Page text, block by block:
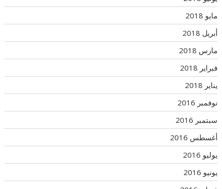
مايو 2018
أبريل 2018
مارس 2018
فبراير 2018
يناير 2018
نوفمبر 2016
سبتمبر 2016
أغسطس 2016
يوليو 2016
يونيو 2016